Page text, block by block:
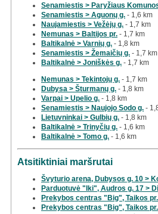
Senamiestis > Paryžiaus
Senamiestis > Aguonų g. - 1,6 km
Naujamiestis > Vežėjų g. - 1,7 km
Nemunas > Baltijos pr. - 1,7 km
Baltikalnė > Varnių g. - 1,8 km
Senamiestis > Žemaičių g. - 1,7 km
Baltikalnė > Joniškės g. - 1,7 km
Nemunas > Tekintojų g. - 1,7 km
Dubysa > Šturmanų g. - 1,8 km
Varpai > Upelio g. - 1,8 km
Senamiestis > Naujojo Sodo g. -
Lietuvninkai > Gulbių g. - 1,8 km
Baltikalnė > Trinyčių g. - 1,6 km
Baltikalnė > Tomo g. - 1,6 km
Atsitiktiniai maršrutai
Švyturio arena, Dubysos g. 10 >
Parduotuvė "Iki", Audros g. 17 >
Prekybos centras "Big", Taikos
Prekybos centras "Big", Taikos